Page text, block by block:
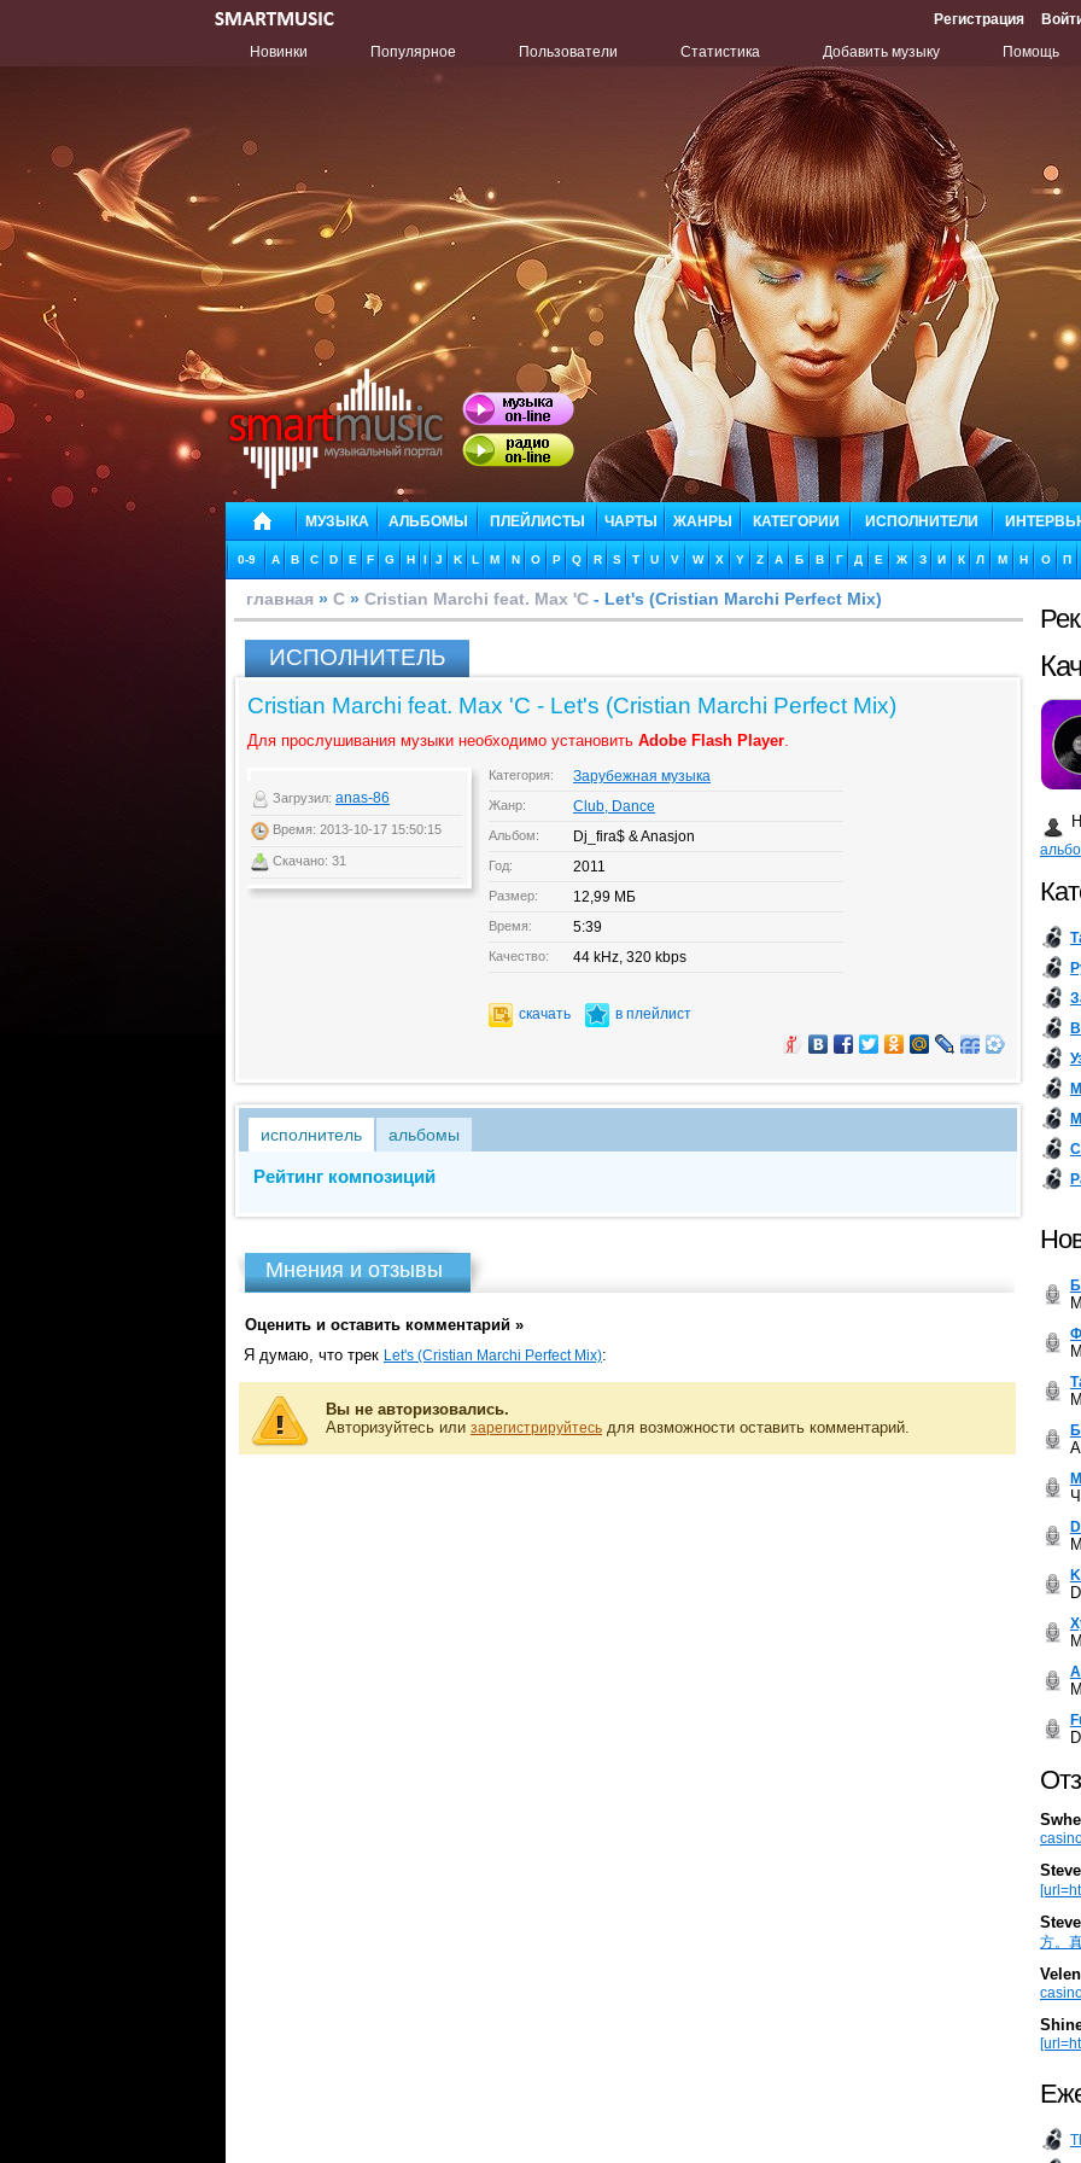
Регистрация
Новинки
Популярное Пользователи Статистика Добавить музыку Помощь
МУЗЫКА АЛЬБОМЫ ПЛЕЙЛИСТЫ ЧАРТЫ ЖАНРЫ КАТЕГОРИИ ИСПОЛНИТЕЛИ
0-9 A B C D E F G H I J K L M N O P Q R S T U V W X Y Z А Б В Г Д Е Ж З И К Л М Н О П
главная » C » Cristian Marchi feat. Max 'C - Let's (Cristian Marchi Perfect Mix)
ИСПОЛНИТЕЛЬ
Cristian Marchi feat. Max 'C - Let's (Cristian Marchi Perfect Mix)
Для прослушивания музыки необходимо установить Adobe Flash Player.
Загрузил: anas-86
Время: 2013-10-17 15:50:15
Скачано: 31
Категория: Зарубежная музыка
Жанр: Club, Dance
Альбом: Dj_fira$ & Anasjon
Год: 2011
Размер: 12,99 МБ
Время: 5:39
Качество: 44 kHz, 320 kbps
скачать в плейлист
исполнитель альбомы
Рейтинг композиций
Мнения и отзывы
Оценить и оставить комментарий »
Я думаю, что трек Let's (Cristian Marchi Perfect Mix):
Вы не авторизовались.
Авторизуйтесь или зарегистрируйтесь для возможности оставить комментарий.
方。